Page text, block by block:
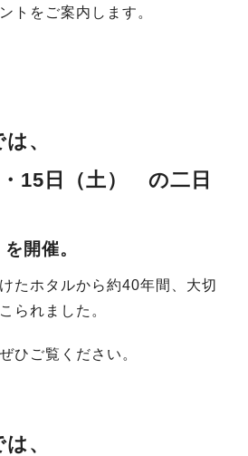
トをご案内します。
、
15日（土） の二日
を開催。
たホタルから約40年間、大切
られました。
ひご覧ください。
、